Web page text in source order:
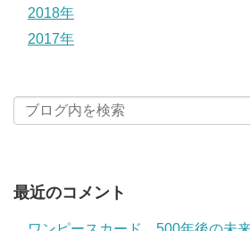
2018年
2017年
最近のコメント